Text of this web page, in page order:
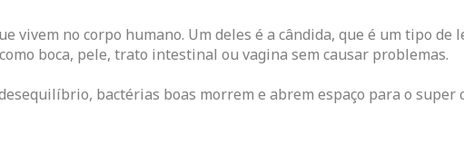
vivem no corpo humano. Um deles é a cândida, que é um tipo de
boca, pele, trato intestinal ou vagina sem causar problemas.
bactérias boas morrem e abrem espaço para o super